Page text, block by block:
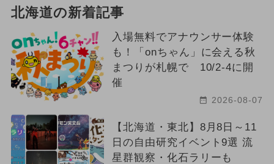
北海道の新着記事
入場無料でアナウンサー体験
も！「onちゃん」に会える秋
まつりが札幌で 10/2-4に開
催
2026-08-07
【北海道・東北】8月8日～11
日の自由研究イベント9選 流
星群観察・化石ラリーも